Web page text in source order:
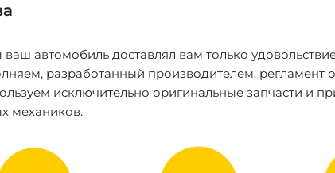
автомобиль доставлял вам только
разработанный производителем, регламент
исключительно оригинальные запчасти и
механиков.